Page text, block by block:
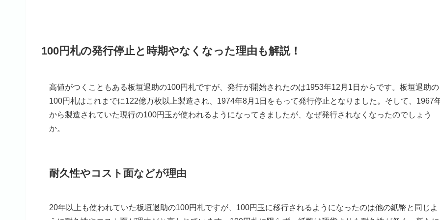
100円札の発行停止と時期やなくなった理由も解説！
高値がつくこともある板垣退助の100円札ですが、発行が開始されたのは1953年12月1日からです。板垣退助の
100円札はこれまでに122億万枚以上製造され、1974年8月1日をもって発行停止となりました。そして、1967
から製造されていた現行の100円玉が使われるようになってきましたが、なぜ発行されなくなったのでしょう
か。
耐久性やコスト面などが理由
20年以上も使われていた板垣退助の100円札ですが、100円玉に移行されるようになったのは他の紙幣と同じよ